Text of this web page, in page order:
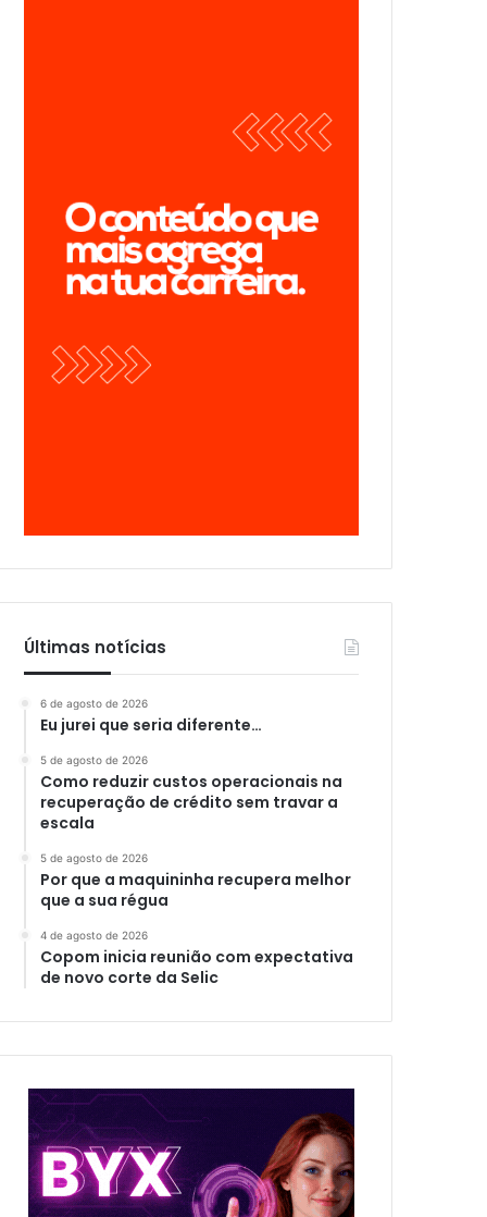
Últimas notícias
6 de agosto de 2026
Eu jurei que seria diferente…
5 de agosto de 2026
Como reduzir custos operacionais na
recuperação de crédito sem travar a
escala
5 de agosto de 2026
Por que a maquininha recupera melhor
que a sua régua
4 de agosto de 2026
Copom inicia reunião com expectativa
de novo corte da Selic